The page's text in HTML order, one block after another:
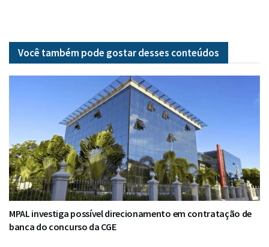
Você também pode gostar desses conteúdos
MPAL investiga possível direcionamento em contratação de
banca do concurso da CGE